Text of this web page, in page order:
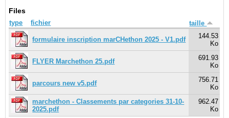
Files
type fichier taille
formulaire inscription marCHethon 2025 - V1.pdf
144.53
Ko
FLYER Marchethon 25.pdf
691.93
Ko
parcours new v5.pdf
756.71
Ko
marchethon - Classements par categories 31-10-
2025.pdf
962.47
Ko